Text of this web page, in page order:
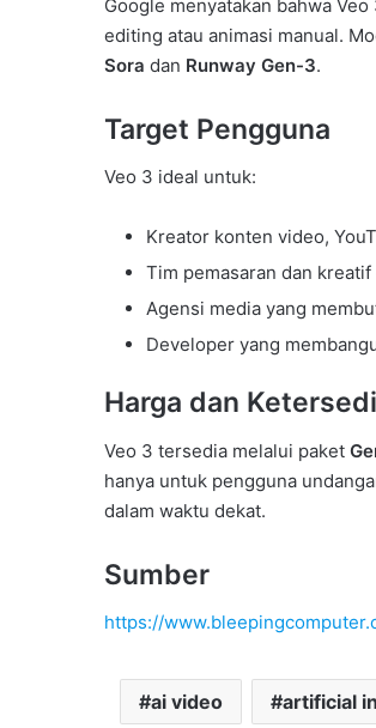
Google menyatakan bahwa
editing atau animasi manual.
Sora dan Runway Gen-3.
Target Pengguna
Veo 3 ideal untuk:
Kreator konten video,
Tim pemasaran dan
Agensi media yang
Developer yang
Harga dan
Veo 3 tersedia melalui paket
hanya untuk pengguna
dalam waktu dekat.
Sumber
https://
ai video artificial